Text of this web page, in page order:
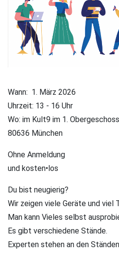
Wann: 1. März 2026
Uhrzeit: 13 - 16 Uhr
Wo: im Kult9 im 1.
80636 München
Ohne Anmeldung
und kosten•los
Du bist neugierig?
Wir zeigen viele Geräte und viel
Man kann Vieles selbst
Es gibt verschiedene Stände.
Experten stehen an den